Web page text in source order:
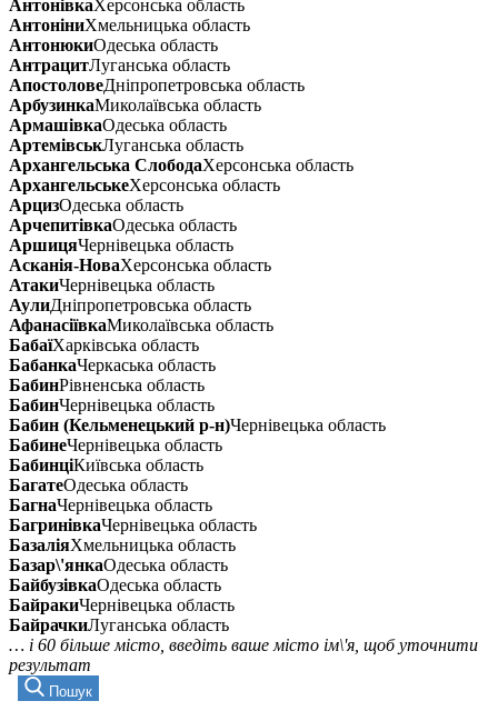
АнтонівкаХерсонська область
АнтоніниХмельницька область
АнтонюкиОдеська область
АнтрацитЛуганська область
АпостоловеДніпропетровська область
АрбузинкаМиколаївська область
АрмашівкаОдеська область
АртемівськЛуганська область
Архангельська СлободаХерсонська область
АрхангельськеХерсонська область
АрцизОдеська область
АрчепитівкаОдеська область
АршицяЧернівецька область
Асканія-НоваХерсонська область
АтакиЧернівецька область
АулиДніпропетровська область
АфанасіївкаМиколаївська область
БабаїХарківська область
БабанкаЧеркаська область
БабинРівненська область
БабинЧернівецька область
Бабин (Кельменецький р-н)Чернівецька область
БабинеЧернівецька область
БабинціКиївська область
БагатеОдеська область
БагнаЧернівецька область
БагринівкаЧернівецька область
БазаліяХмельницька область
Базар\'янкаОдеська область
БайбузівкаОдеська область
БайракиЧернівецька область
БайрачкиЛуганська область
… і 60 більше місто, введіть ваше місто ім\'я, щоб уточнити
результат
Пошук